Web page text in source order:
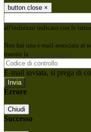
button close ×
all'indirizzo indicato con le
Non hai una e-mail associata al
tramite la Login Spaggiari
E-mail inviata, si prega di
Errore
Chiudi
Successo